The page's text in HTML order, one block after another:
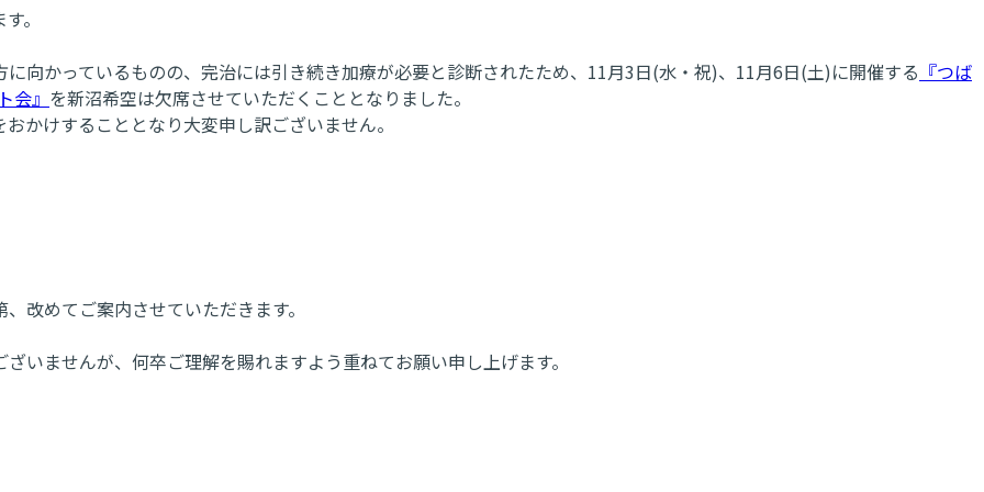
。
向かっているものの、完治には引き続き加療が必要と診断されたため、11月3日(水・祝)、11月6日(土)に開催する 『つば
』 を新沼希空は欠席させていただくこととなりました。
かけすることとなり大変申し訳ございません。
改めてご案内させていただきます。
いませんが、何卒ご理解を賜れますよう重ねてお願い申し上げます。